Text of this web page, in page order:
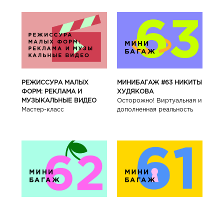
РЕЖИССУРА МАЛЫХ
ФОРМ: РЕКЛАМА И
МУЗЫКАЛЬНЫЕ ВИДЕО
Мастер-класс
МИНИБАГАЖ #63 НИКИТЫ
ХУДЯКОВА
Осторожно! Виртуальная и
дополненная реальность